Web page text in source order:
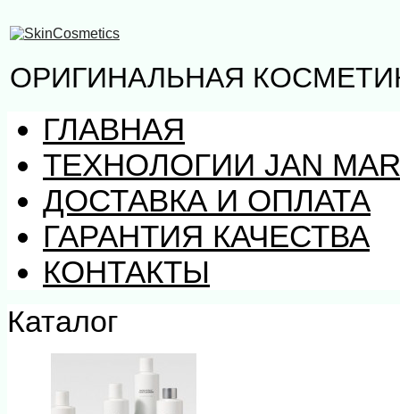
ОРИГИНАЛЬНАЯ
ГЛАВНАЯ
ТЕХНОЛОГИИ JAN
ДОСТАВКА И ОПЛАТА
ГАРАНТИЯ КАЧЕСТВА
КОНТАКТЫ
Каталог